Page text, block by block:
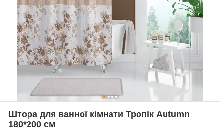
Штора для ванної кімнати Тропік Autumn
180*200 см